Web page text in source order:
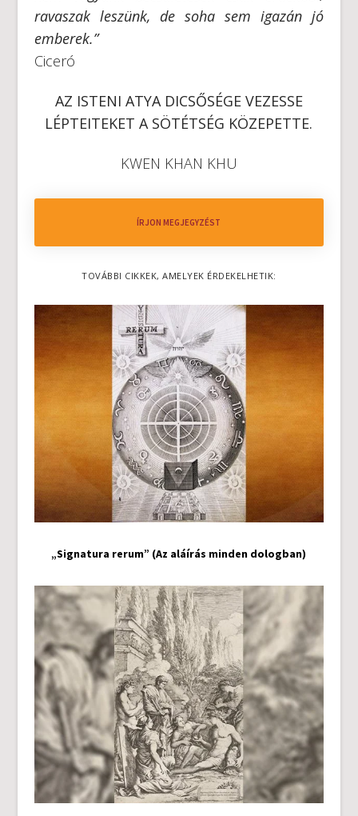
ravaszak leszünk, de soha sem igazán jó
emberek.”
Ciceró
AZ ISTENI ATYA DICSŐSÉGE VEZESSE
LÉPTEITEKET A SÖTÉTSÉG KÖZEPETTE.
KWEN KHAN KHU
ÍRJON MEGJEGYZÉST
TOVÁBBI CIKKEK, AMELYEK ÉRDEKELHETIK:
„Signatura rerum” (Az aláírás minden dologban)